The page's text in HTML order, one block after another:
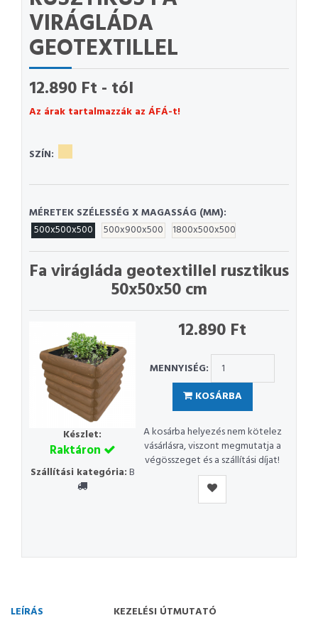
VIRÁGLÁDA
GEOTEXTILLEL
12.890 Ft - tól
Az árak tartalmazzák az ÁFÁ-t!
SZÍN:
MÉRETEK SZÉLESSÉG X MAGASSÁG (MM):
500x500x500
500x900x500 1800x500x500
Fa virágláda geotextillel rusztikus
50x50x50 cm
Készlet:
Raktáron
Szállítási kategória:B
12.890 Ft
MENNYISÉG:
KOSÁRBA
A kosárba helyezés nem kötelez
vásárlásra, viszont megmutatja a
végösszeget és a szállítási díjat!
LEÍRÁS KEZELÉSI ÚTMUTATÓ